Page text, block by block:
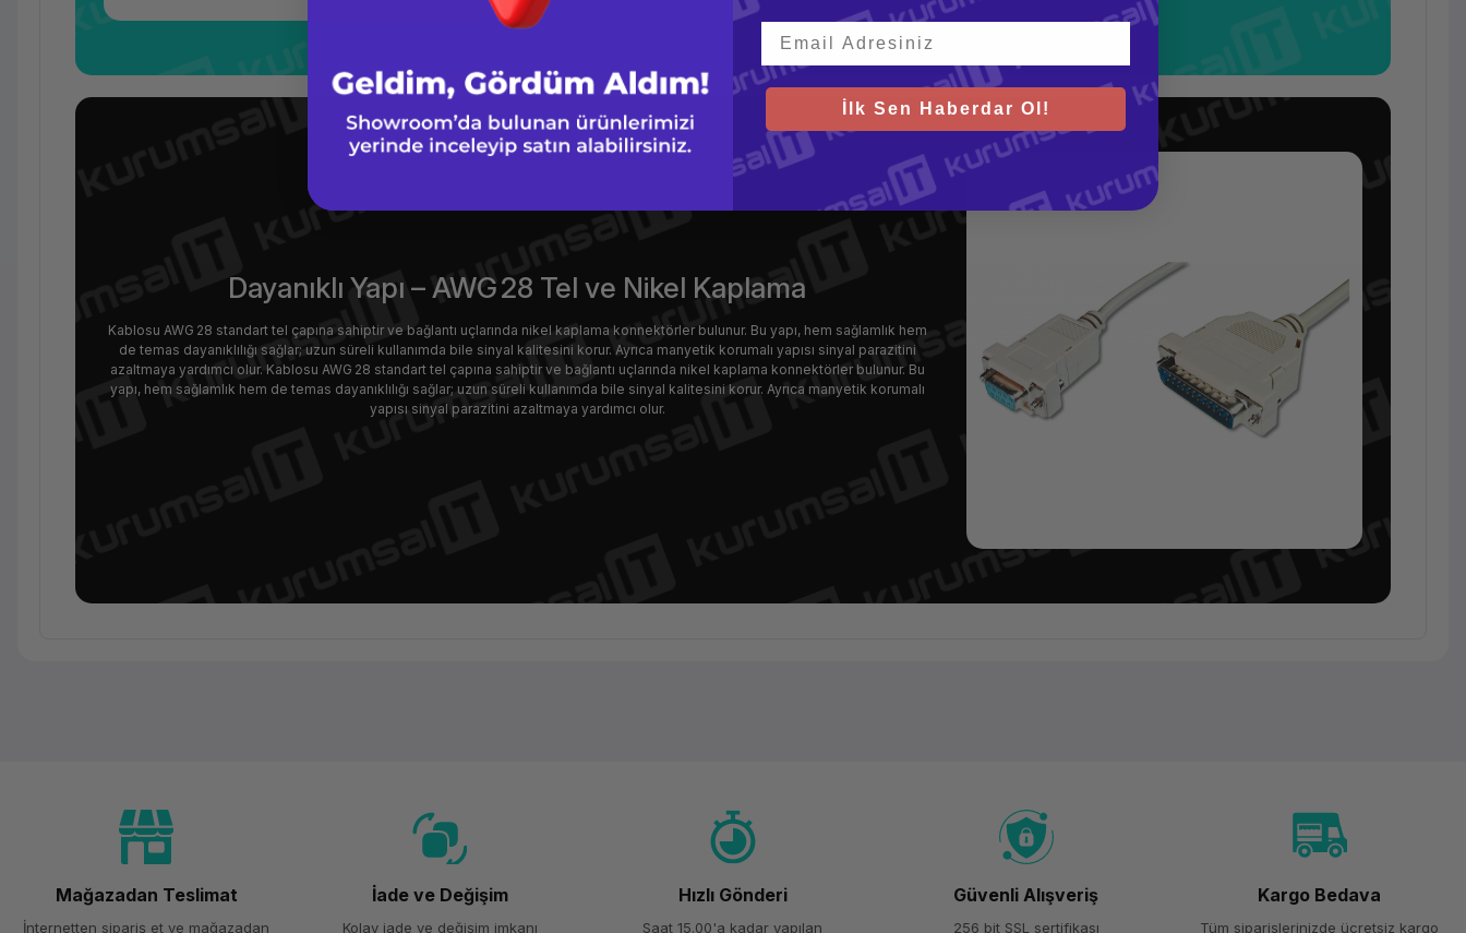
Dayanıklı Yapı – AWG 28 Tel ve Nikel Kaplama
Kablosu AWG 28 standart tel çapına sahiptir ve bağlantı uçlarında nikel kaplama konnektörler bulunur. Bu yapı, hem sağlamlık hem
de temas dayanıklılığı sağlar; uzun süreli kullanımda bile sinyal kalitesini korur. Ayrıca manyetik korumalı yapısı sinyal parazitini
azaltmaya yardımcı olur. Kablosu AWG 28 standart tel çapına sahiptir ve bağlantı uçlarında nikel kaplama konnektörler bulunur. Bu
yapı, hem sağlamlık hem de temas dayanıklılığı sağlar; uzun süreli kullanımda bile sinyal kalitesini korur. Ayrıca manyetik korumalı
yapısı sinyal parazitini azaltmaya yardımcı olur.
Marka Digitus
Model
AK-
030
Mağazadan Teslimat
İnternetten sipariş et ve mağazadan
İade ve Değişim
Kolay iade ve değişim imkanı
Hızlı Gönderi
Saat 15.00'a kadar yapılan
Güvenli Alışveriş
256 bit SSL sertifikası
Kargo Bedava
Tüm siparişlerinizde ücretsiz kargo
İlk Sen Haberdar Ol!